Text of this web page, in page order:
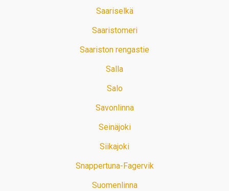
Saariselkä
Saaristomeri
Saariston rengastie
Salla
Salo
Savonlinna
Seinäjoki
Siikajoki
Snappertuna-Fagervik
Suomenlinna